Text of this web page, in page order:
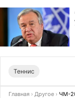
Теннис
Главная › Другое › ЧМ-